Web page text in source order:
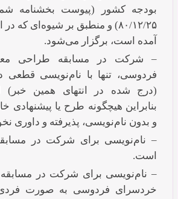
۸۰/۱۲/۲۵) و منطبق بر شیوه‌ای که
آمده است، برگزار می‌شود.
– شرکت در مسابقه طراحی
فردوسی، تنها با نام‌نویسی قطعی
(درج شده در انتهای همین خبر)
بنابراین هیچگونه طرح یا پیشنهادی
و بدون نام‌نویسی، پذیرفته و داوری
– نام‌نویسی برای شرکت در
است.
– نام‌نویسی برای شرکت در
خردسرای فردوسی به صورت